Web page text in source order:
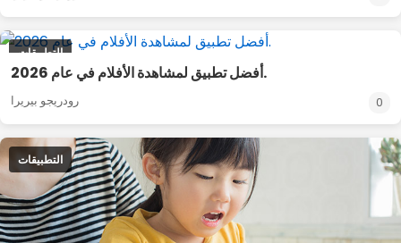
التطبيقات
أفضل تطبيق لمشاهدة الأفلام في عام 2026.
رودريجو بيريرا 0
التطبيقات